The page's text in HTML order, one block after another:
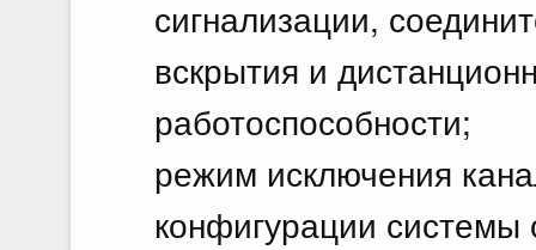
сигнализации,
вскрытия и
работоспособности;
режим исключения
конфигурации системы